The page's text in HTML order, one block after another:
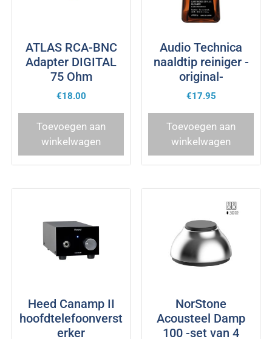
ATLAS RCA-BNC
Adapter DIGITAL
75 Ohm
€18.00
Toevoegen aan
winkelwagen
Audio Technica
naaldtip reiniger -
original-
€17.95
Toevoegen aan
winkelwagen
Heed Canamp II
hoofdtelefoonverst
erker
NorStone
Acousteel Damp
100 -set van 4